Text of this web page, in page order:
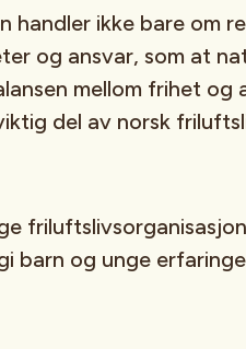
handler ikke bare om
og ansvar, som at
mellom frihet og
del av norsk
barn og unge